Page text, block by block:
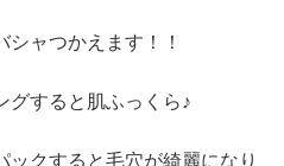
ャつかえます！！
グすると肌ふっくら♪
クすると毛穴が綺麗になり